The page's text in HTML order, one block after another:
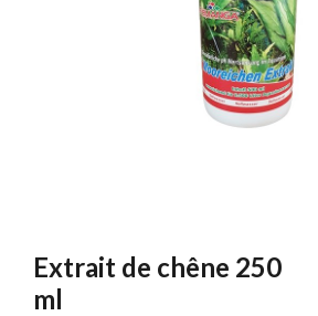
Extrait de chêne 250
ml